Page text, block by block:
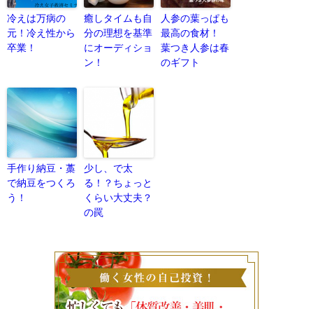
冷えは万病の
元！冷え性から
卒業！
癒しタイムも自
分の理想を基準
にオーディショ
ン！
人参の葉っぱも
最高の食材！
葉つき人参は春
のギフト
手作り納豆・藁
で納豆をつくろ
う！
少し、で太
る！？ちょっと
くらい大丈夫？
の罠